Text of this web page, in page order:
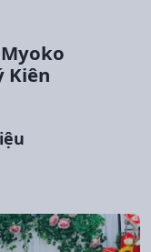
Kiên